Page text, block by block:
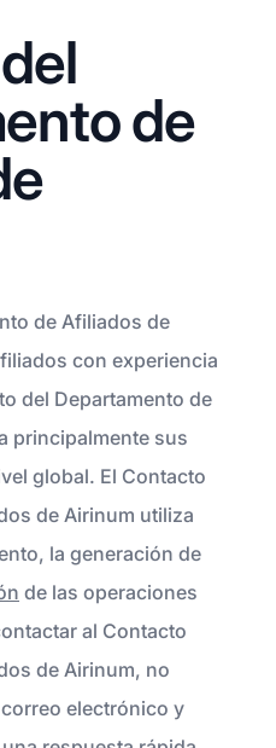
de
de Afiliados de
con experiencia
del Departamento de
principalmente sus
global. El Contacto
de Airinum utiliza
la generación de
de las operaciones
al Contacto
de Airinum, no
electrónico y